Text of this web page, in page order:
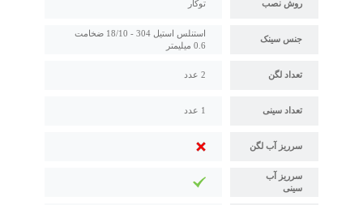
روش نصب توکار
جنس سینک
استنلس استیل 304 - 18/10 ضخامت
0.6 میلیمتر
تعداد لگن 2 عدد
تعداد سینی 1 عدد
سرریز آب لگن
سرریز آب
سینی